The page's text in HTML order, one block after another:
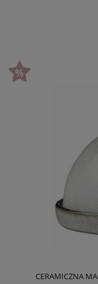
CERAMICZNA